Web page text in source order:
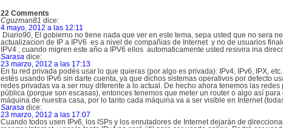
22 Comments
Cguzman81 dice:
4 mayo, 2012 a las 12:11
Diario90, El gobierno no tiene nada que ver en este tema, sepa usted que no sera
actualizacion de IP a IPV6 es a nivel de compañias de Internet y no de usuarios
IPV4 , cuando migren este año a IPV6 ellos automaticamente usted resivira ina
Sarasa dice:
23 marzo, 2012 a las 17:13
En tu red privada podés usar lo que quieras (por algo es privada): IPv4, IPv6, IPX,
estés usando IPv6 sin darte cuenta, ya que dichos sistemas operativos por defecto
redes privadas va a ser muy diferente a lo actual. De hecho ahora tenemos las
pública (porque son escasas), entonces tenemos que meter un router o algo así
máquina de nuestra casa, por lo tanto cada máquina va a ser visible en Internet
Sarasa dice:
23 marzo, 2012 a las 17:07
Cuando todos usen IPv6, los ISPs y los enrutadores de Internet dejarán de